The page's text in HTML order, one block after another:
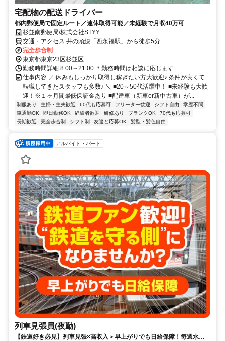
宅配物の配送ドライバー
都内郵便局で固定ルート／連休取得可能／未経験で月収40万可
杉並南郵便局/株式会社STYY
交通・アクセス 井の頭線「西永福駅」から徒歩5分
完全歩合制
東京都東京23区杉並区
勤務時間詳細 8:00～21:00 ＊勤務時間は相談に応じます
仕事内容 ／ 休みもしっかり取得し稼ぎたい方大歓迎♪ 条件が良くて
転職してきたスタッフも多数♪ ＼ ■20～50代活躍中！ ■未経験も大歓
迎！※１ヶ月間最低保証金あり ■配達車（新車or新中古車）が...
制服あり 主婦・主夫歓迎 60代も応募可 フリーター歓迎 シフト自由
学歴不問
車通勤OK
即日勤務OK 経験者歓迎 研修あり ブランクOK
70代も応募可
長期歓迎
完全歩合制 シフト制 友達と応募OK 髪型・髪色自由
アルバイト・パート
列車見張員(夜勤)
【鉄道好き必見】列車見張×高収入＞早上がりでも日給保障！毎週水曜